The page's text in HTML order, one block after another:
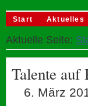
Start Aktuelles
Aktuelle Seite:
Talente auf
6. März